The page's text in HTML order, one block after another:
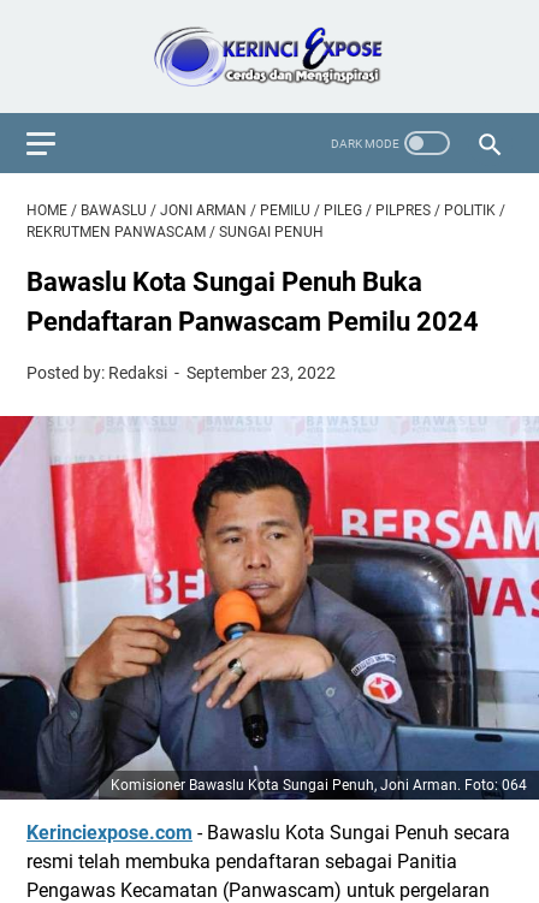
HOME / BAWASLU / JONI ARMAN / PEMILU / PILEG / PILPRES / POLITIK /
REKRUTMEN PANWASCAM / SUNGAI PENUH
Bawaslu Kota Sungai Penuh Buka
Pendaftaran Panwascam Pemilu 2024
Posted by: Redaksi September 23, 2022
Komisioner Bawaslu Kota Sungai Penuh, Joni Arman. Foto: 064
Kerinciexpose.com - Bawaslu Kota Sungai Penuh secara
resmi telah membuka pendaftaran sebagai Panitia
Pengawas Kecamatan (Panwascam) untuk pergelaran